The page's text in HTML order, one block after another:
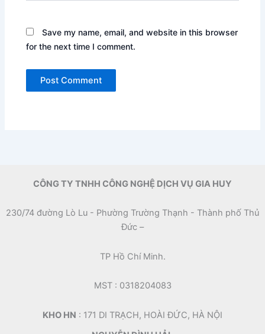
Save my name, email, and website in this browser
for the next time I comment.
CÔNG TY TNHH CÔNG NGHỆ DỊCH VỤ GIA HUY
230/74 đường Lò Lu - Phường Trường Thạnh - Thành phố Thủ
Đức –
TP Hồ Chí Minh.
MST : 0318204083
KHO HN : 171 DI TRẠCH, HOÀI ĐỨC, HÀ NỘI